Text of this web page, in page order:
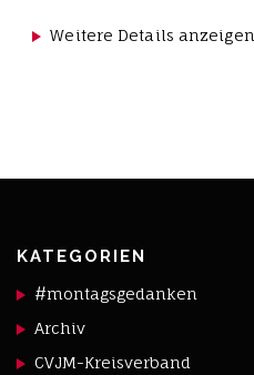
Weitere Details anzeigen
KATEGORIEN
#montagsgedanken
Archiv
CVJM-Kreisverband